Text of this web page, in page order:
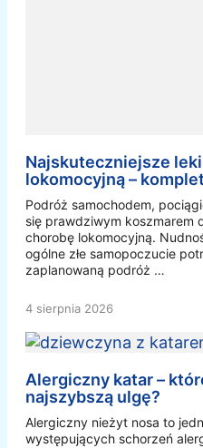
Najskuteczniejsze
lokomocyjną –
Podróż samochodem,
się prawdziwym koszmarem
chorobę lokomocyjną.
ogólne złe samopoczucie
zaplanowaną podróż …
4 sierpnia 2026
Alergiczny katar –
najszybszą ulgę?
Alergiczny nieżyt nosa to
występujących schorzeń